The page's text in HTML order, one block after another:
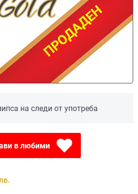
ПРОДАДЕН
ПРОДАДЕН
на следи от употреба
в любими